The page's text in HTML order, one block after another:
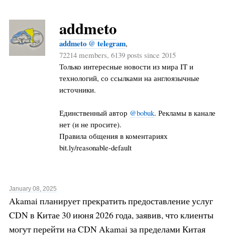
addmeto
addmeto @ telegram,
72214 members, 6139 posts since 2015
Только интересные новости из мира IT и
технологий, со ссылками на англоязычные
источники.
Единственный автор @bobuk. Рекламы в канале
нет (и не просите).
Правила общения в коментариях
bit.ly/reasonable-default
January 08, 2025
Akamai планирует прекратить предоставление услуг
CDN в Китае 30 июня 2026 года, заявив, что клиенты
могут перейти на CDN Akamai за пределами Китая